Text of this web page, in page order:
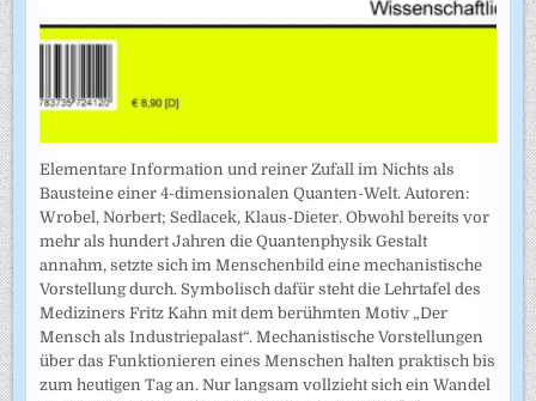
Elementare Information und reiner Zufall im Nichts als
Bausteine einer 4-dimensionalen Quanten-Welt. Autoren:
Wrobel, Norbert; Sedlacek, Klaus-Dieter. Obwohl bereits vor
mehr als hundert Jahren die Quantenphysik Gestalt
annahm, setzte sich im Menschenbild eine mechanistische
Vorstellung durch. Symbolisch dafür steht die Lehrtafel des
Mediziners Fritz Kahn mit dem berühmten Motiv „Der
Mensch als Industriepalast“. Mechanistische Vorstellungen
über das Funktionieren eines Menschen halten praktisch bis
zum heutigen Tag an. Nur langsam vollzieht sich ein Wandel